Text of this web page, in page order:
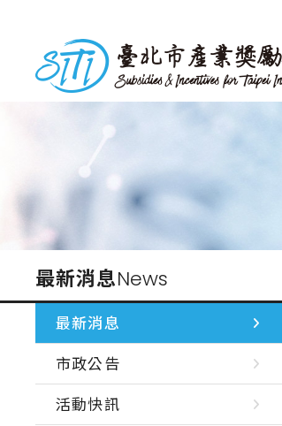
台北市產業獎勵補助
最新消息News
最新消息
市政公告
活動快訊